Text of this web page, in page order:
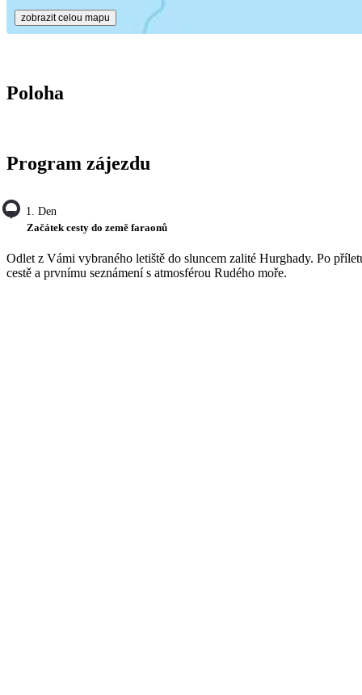
zobrazit celou mapu
Poloha
Program zájezdu
1. Den
Začátek cesty do země faraonů
Odlet z Vámi vybraného letiště do sluncem zalité Hurghady. Po
cestě a prvnímu seznámení s atmosférou Rudého moře.